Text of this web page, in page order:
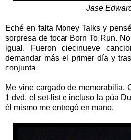
Jase
Eché en falta Money Talks y
sorpresa de tocar Born To Run.
igual. Fueron diecinueve
demandar más el primer día y
conjunta.
Me vine cargado de memorabilia.
1 dvd, el set-list e incluso la púa
él mismo me entregó en mano.